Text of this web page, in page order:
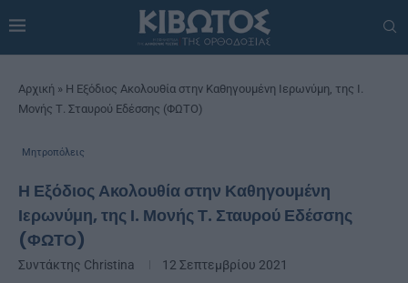
Αρχική » Η Εξόδιος Ακολουθία στην Καθηγουμένη Ιερωνύμη, της Ι.
Μονής Τ. Σταυρού Εδέσσης (ΦΩΤΟ)
Μητροπόλεις
Η Εξόδιος Ακολουθία στην Καθηγουμένη
Ιερωνύμη, της Ι. Μονής Τ. Σταυρού Εδέσσης
(ΦΩΤΟ)
Συντάκτης Christina 12 Σεπτεμβρίου 2021